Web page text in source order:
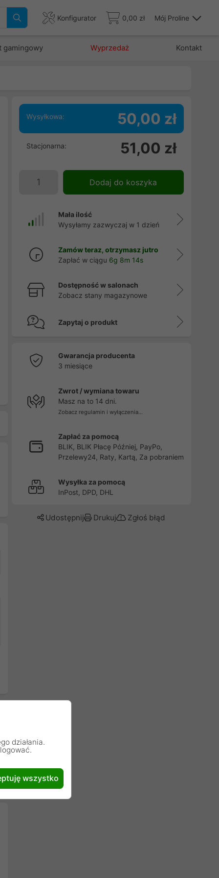
Konfigurator 0,00 zł Mój Proline
gamingowy Wyprzedaż Kontakt
Wysyłkowa: 50,00 zł
Stacjonarna: 51,00 zł
Dodaj do koszyka
Mała ilość
Wysyłamy zazwyczaj w 1 dzień
Zamów teraz, otrzymasz jutro
Zapłać w ciągu 6g 8m 14s
Dostępność w salonach
Zobacz stany magazynowe
Zapytaj o produkt
Gwarancja producenta
3 miesiące
Zwrot / wymiana towaru
Masz na to 14 dni.
Zobacz regulamin i wyłączenia...
Zapłać za pomocą
BLIK, BLIK Płacę Później, PayPo,
Przelewy24, Raty, Kartą, Za pobraniem
Wysyłka za pomocą
InPost, DPD, DHL
Udostępnij Drukuj Zgłoś błąd
działania.
wszystko